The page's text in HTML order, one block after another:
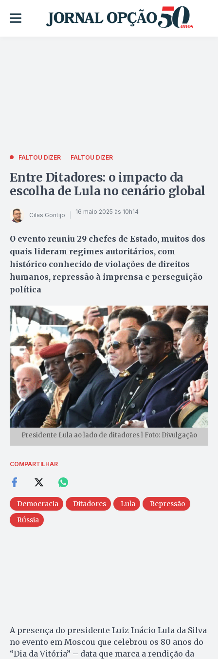
FALTOU DIZER FALTOU DIZER
Entre Ditadores: o impacto da
escolha de Lula no cenário global
Cilas Gontijo 16 maio 2025 às 10h14
O evento reuniu 29 chefes de Estado, muitos dos
quais lideram regimes autoritários, com
histórico conhecido de violações de direitos
humanos, repressão à imprensa e perseguição
política
Presidente Lula ao lado de ditadores l Foto: Divulgação
COMPARTILHAR
Democracia Ditadores Lula
Repressão
Rússia
A presença do presidente Luiz Inácio Lula da Silva
no evento em Moscou que celebrou os 80 anos do
“Dia da Vitória” – data que marca a rendição da